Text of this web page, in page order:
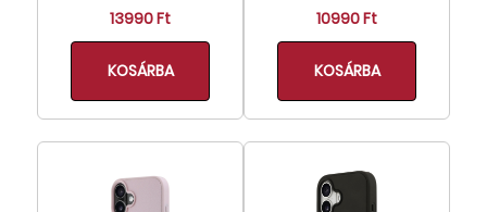
13990 Ft
KOSÁRBA
10990 Ft
KOSÁRBA